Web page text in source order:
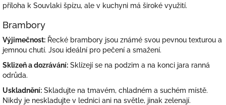
příloha k Souvlaki špízu, ale v kuchyni má široké využití.
Brambory
Výjimečnost: Řecké brambory jsou známé svou pevnou texturou a
jemnou chutí. Jsou ideální pro pečení a smažení.
Sklizeň a dozrávání: Sklízejí se na podzim a na konci jara ranná
odrůda.
Uskladnění: Skladujte na tmavém, chladném a suchém místě.
Nikdy je neskladujte v lednici ani na světle, jinak zelenají.